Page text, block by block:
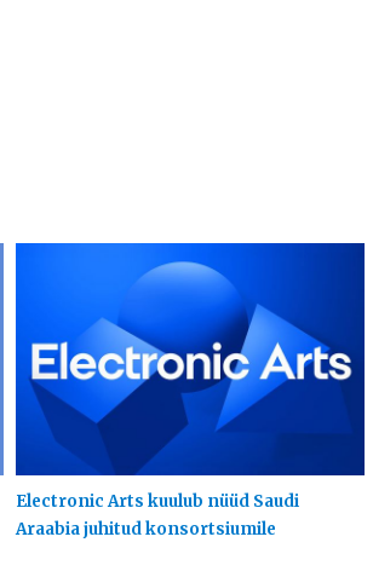
Electronic Arts kuulub nüüd Saudi
Araabia juhitud konsortsiumile